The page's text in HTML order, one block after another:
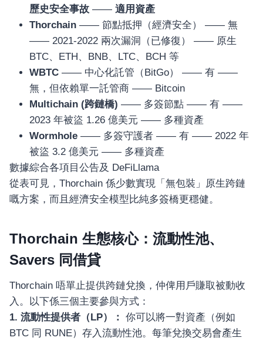
歷史安全事故 —— 適用資產
Thorchain —— 節點抵押（經濟安全） —— 無
—— 2021-2022 兩次漏洞（已修復） —— 原生
BTC、ETH、BNB、LTC、BCH 等
WBTC —— 中心化託管（BitGo） —— 有 ——
無，但依賴單一託管商 —— Bitcoin
Multichain (跨鏈橋) —— 多簽節點 —— 有 ——
2023 年被盜 1.26 億美元 —— 多種資產
Wormhole —— 多簽守護者 —— 有 —— 2022 年
被盜 3.2 億美元 —— 多種資產
數據綜合各項目公告及 DeFiLlama
從表可見，Thorchain 係少數實現「無包裝」原生跨鏈
嘅方案，而且經濟安全模型比純多簽橋更穩健。
Thorchain 生態核心：流動性池、
Savers 同借貸
Thorchain 唔單止提供跨鏈兌換，仲俾用戶賺取被動收
入。以下係三個主要參與方式：
1. 流動性提供者（LP）： 你可以將一對資產（例如
BTC 同 RUNE）存入流動性池。每筆兌換交易會產生